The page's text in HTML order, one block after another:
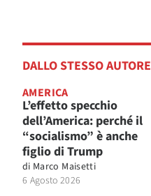
DALLO STESSO AUTORE
AMERICA
L’effetto specchio
dell’America: perché il
“socialismo” è anche
figlio di Trump
di Marco Maisetti
6 Agosto 2026